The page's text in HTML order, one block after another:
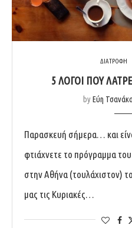
ΔΙΑΤΡΟΦΗ
5 ΛΌΓΟΙ ΠΟΥ
byΕύη
Παρασκευή σήμερα… και
φτιάχνετε το πρόγραμμα
στην Αθήνα (τουλάχιστον)
μας τις Κυριακές…